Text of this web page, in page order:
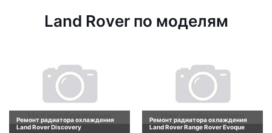
Land Rover по моделям
Ремонт радиатора охлаждения
Land Rover Discovery
Ремонт радиатора охлаждения
Land Rover Range Rover Evoque